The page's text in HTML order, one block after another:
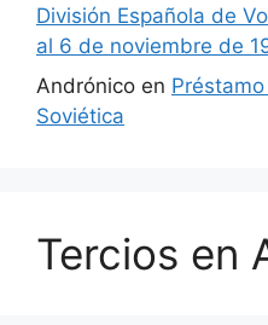
División Española de
al 6 de noviembre de
Andrónico en
Soviética
Tercios en